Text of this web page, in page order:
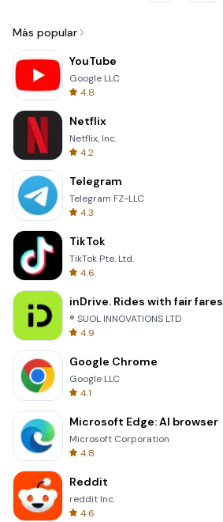
Más popular
YouTube
Google LLC
4.8
Netflix
Netflix, Inc.
4.2
Telegram
Telegram FZ-LLC
4.3
TikTok
TikTok Pte. Ltd.
4.6
inDrive. Rides with fair fares
® SUOL INNOVATIONS LTD
4.9
Google Chrome
Google LLC
4.1
Microsoft Edge: AI browser
Microsoft Corporation
4.8
Reddit
reddit Inc.
4.6